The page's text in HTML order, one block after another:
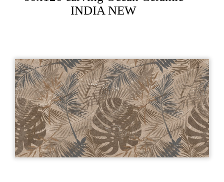
INDIA NEW